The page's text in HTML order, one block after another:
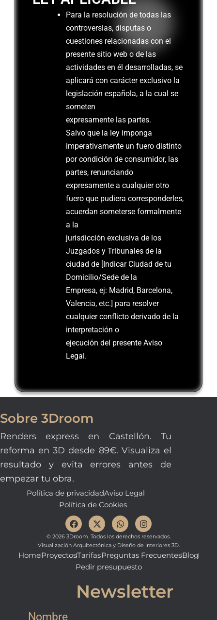
Para la resolución de todas las
controversias, disputas o
cuestiones relacionadas con el
presente sitio web o de las
actividades en él desarrolladas, se
aplicará con carácter exclusivo la
legislación española, a la cual se
someten
expresamente las partes.
Salvo que la ley imponga
imperativamente un fuero distinto
por condición de consumidor, las
partes, renunciando
expresamente a cualquier otro
fuero que pudiera corresponderles,
acuerdan someterse formalmente
a la
jurisdicción exclusiva de los
Juzgados y Tribunales de la
ciudad de [Indicar Ciudad de tu
Domicilio/Sede de la
Empresa, ej: Madrid, Barcelona,
Valencia, etc.] para resolver
cualquier conflicto derivado de la
interpretación o
ejecución del presente Aviso
Legal.
Sobre 3Droom
Renders express en Castellón. Tu
reforma en 3D desde 89€. Visualiza el
resultado y evita errores antes de
empezar tu obra.
Política de privacidadAviso Legal
Política de Cookies
F
a
c
e
b
o
o
X
-
t
w
i
t
t
W
h
a
t
s
a
p
I
n
s
t
a
g
m
© 2026 3Droom. Todos los derechos reservados.
Visualización Arquitectónica y Diseño de Interiores 3D.
HomeProyectosTarifasPreguntas FrecuentesBlog
Pedir presupuesto
Newsletter
Nombre